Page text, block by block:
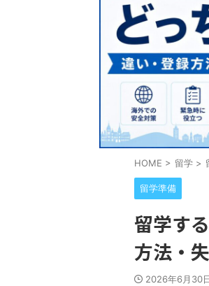
HOME > 留学 >
留学準備
留学す
方法・
2026年6月30